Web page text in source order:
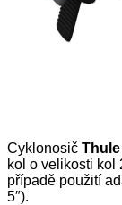
Cyklonosič
kol o velikosti kol
případě použití
5″).